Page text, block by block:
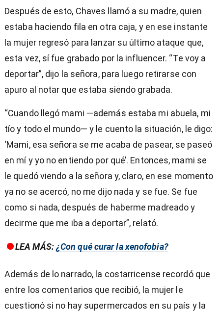
4
minutes,
53
Después de esto, Chaves llamó a su madre, quien
estaba haciendo fila en otra caja, y en ese instante
la mujer regresó para lanzar su último ataque que,
esta vez, sí fue grabado por la influencer. “Te voy a
deportar”, dijo la señora, para luego retirarse con
apuro al notar que estaba siendo grabada.
“Cuando llegó mami —además estaba mi abuela, mi
tío y todo el mundo— y le cuento la situación, le digo:
‘Mami, esa señora se me acaba de pasear, se paseó
en mí y yo no entiendo por qué’. Entonces, mami se
le quedó viendo a la señora y, claro, en ese momento
ya no se acercó, no me dijo nada y se fue. Se fue
como si nada, después de haberme madreado y
decirme que me iba a deportar”, relató.
LEA MÁS:¿Con qué curar la xenofobia?
Además de lo narrado, la costarricense recordó que
entre los comentarios que recibió, la mujer le
cuestionó si no hay supermercados en su país y la